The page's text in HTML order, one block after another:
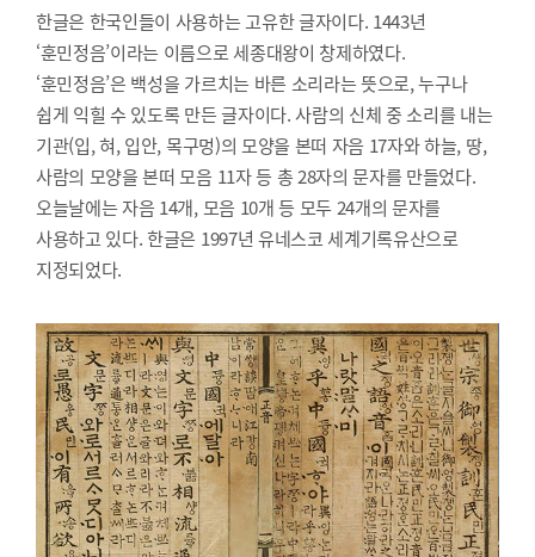
한글은 한국인들이 사용하는 고유한 글자이다. 1443년
‘훈민정음’이라는 이름으로 세종대왕이 창제하였다.
‘훈민정음’은 백성을 가르치는 바른 소리라는 뜻으로, 누구나
쉽게 익힐 수 있도록 만든 글자이다. 사람의 신체 중 소리를 내는
기관(입, 혀, 입안, 목구멍)의 모양을 본떠 자음 17자와 하늘, 땅,
사람의 모양을 본떠 모음 11자 등 총 28자의 문자를 만들었다.
오늘날에는 자음 14개, 모음 10개 등 모두 24개의 문자를
사용하고 있다. 한글은 1997년 유네스코 세계기록유산으로
지정되었다.